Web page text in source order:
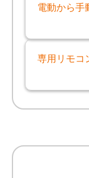
電動から手
専用リモコ